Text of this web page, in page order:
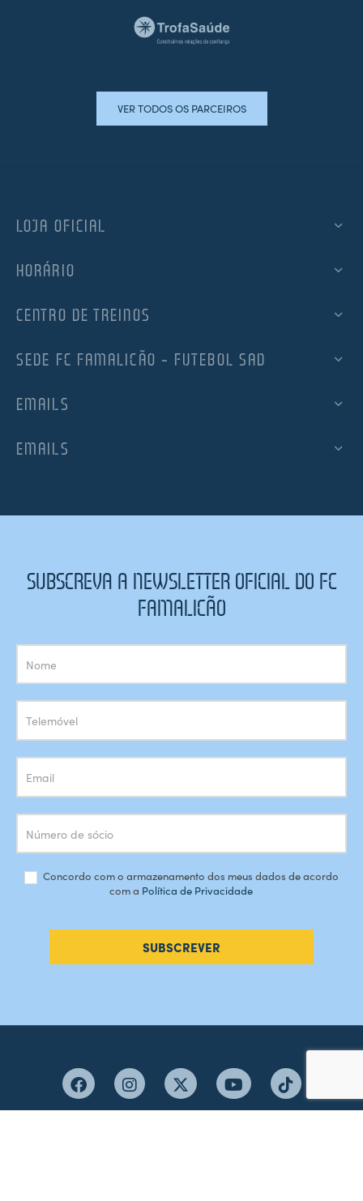
VER TODOS OS PARCEIROS
LOJA OFICIAL
HORÁRIO
CENTRO DE TREINOS
SEDE FC FAMALICÃO – FUTEBOL SAD
EMAILS
EMAILS
SUBSCREVA A NEWSLETTER OFICIAL DO FC
FAMALICÃO
Subscrição
Newsletter
Concordo com o armazenamento dos meus dados de acordo
com a Política de Privacidade
SUBSCREVER